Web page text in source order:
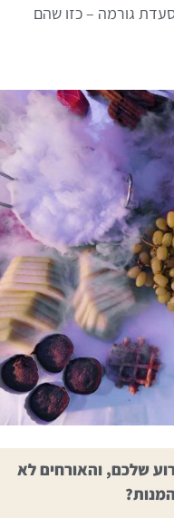
גורמה – כזו שהם
שלכם, והאורחים לא